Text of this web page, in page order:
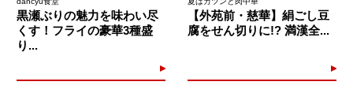
黒瀬ぶりの魅力を味わい尽
くす！フライの豪華3種盛
り...
【外苑前・慈華】絹ごし豆
腐をせん切りに!? 満漢全...